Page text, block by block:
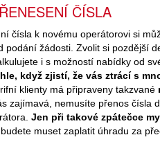
ČÍSLA
čísla k novému operátorovi si
podání žádosti. Zvolit si pozdější
i s možností nabídky od
když zjistí, že vás ztrácí s
klienty má připraveny takzvané
zajímavá, nemusíte přenos čísla
Jen při takové zpátečce
muset zaplatit úhradu za